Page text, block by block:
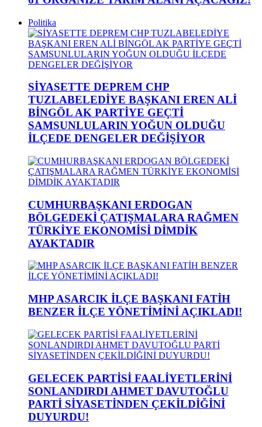
Politika
SİYASETTE DEPREM CHP
TUZLABELEDİYE BAŞKANI EREN ALİ
BİNGÖL AK PARTİYE GEÇTİ
SAMSUNLULARIN YOĞUN OLDUĞU
İLÇEDE DENGELER DEĞİŞİYOR
CUMHURBAŞKANI ERDOGAN
BÖLGEDEKİ ÇATIŞMALARA RAĞMEN
TÜRKİYE EKONOMİSİ DİMDİK
AYAKTADIR
MHP ASARCIK İLÇE BAŞKANI FATİH
BENZER İLÇE YÖNETİMİNİ AÇIKLADI!
GELECEK PARTİSİ FAALİYETLERİNİ
SONLANDIRDI AHMET DAVUTOĞLU
PARTİ SİYASETİNDEN ÇEKİLDİĞİNİ
DUYURDU!